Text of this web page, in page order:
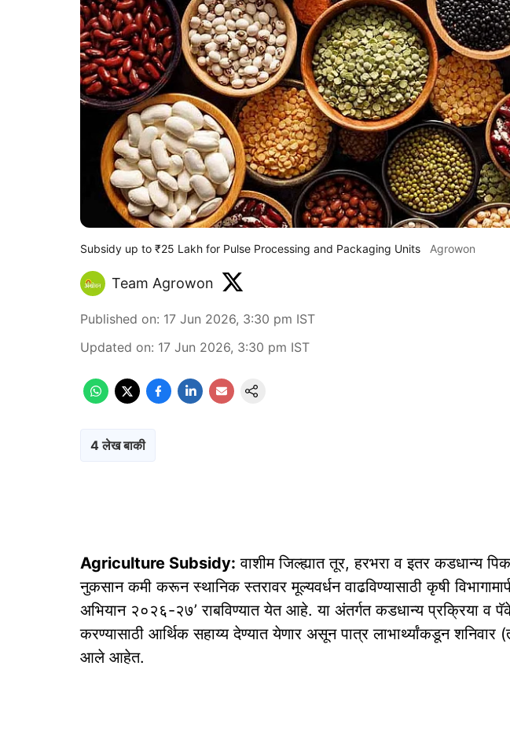
Subsidy up to ₹25 Lakh for Pulse Processing and Packaging Units Agrowon
Team Agrowon
Published on: 17 Jun 2026, 3:30 pm IST
Updated on: 17 Jun 2026, 3:30 pm IST
4 लेख बाकी
Agriculture Subsidy: वाशीम जिल्ह्यात तूर, हरभरा व इतर कडधान्य
नुकसान कमी करून स्थानिक स्तरावर मूल्यवर्धन वाढविण्यासाठी कृषी
अभियान २०२६-२७’ राबविण्यात येत आहे. या अंतर्गत कडधान्य प्रक्रिया व
करण्यासाठी आर्थिक सहाय्य देण्यात येणार असून पात्र लाभार्थ्यांकडून शनिवार
आले आहेत.